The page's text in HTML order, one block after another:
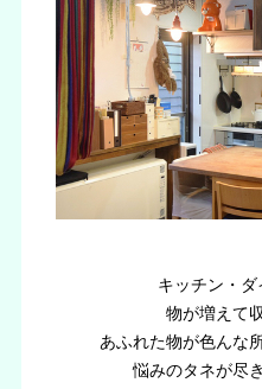
キッチン・
物が増えて
あふれた物が色んな
悩みのタネが尽